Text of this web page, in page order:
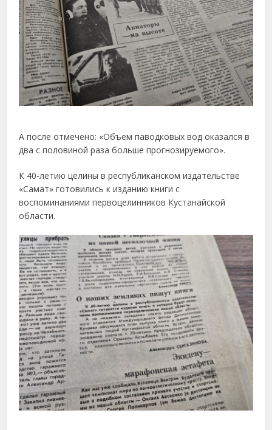
А после отмечено: «Объем паводковых вод оказался в
два с половиной раза больше прогнозируемого».
К 40-летию целины в республиканском издательстве
«Самат» готовились к изданию книги с
воспоминаниями первоцелинников Кустанайской
области.